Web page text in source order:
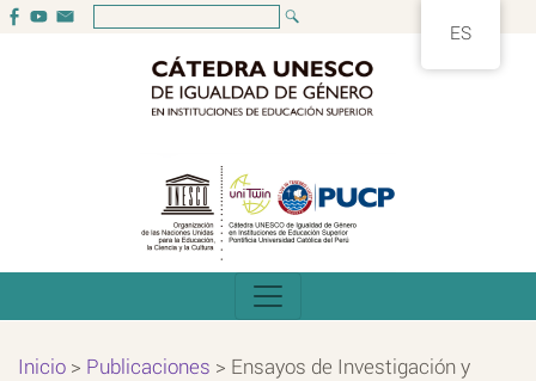
Inicio > Publicaciones > Ensayos de Investigación y
ES